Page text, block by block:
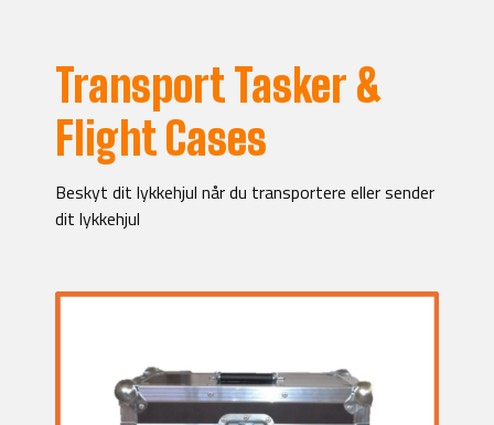
Transport Tasker &
Flight Cases
Beskyt dit lykkehjul når du transportere eller sender
dit lykkehjul